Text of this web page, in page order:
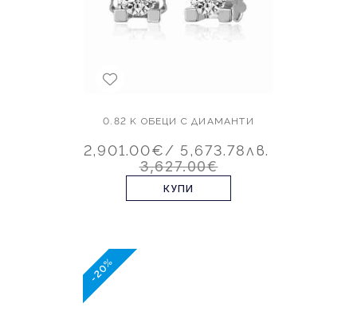
0.82 K ОБЕЦИ С ДИАМАНТИ
2,901.00€/ 5,673.78лв.
3,627.00€
КУПИ
-20%